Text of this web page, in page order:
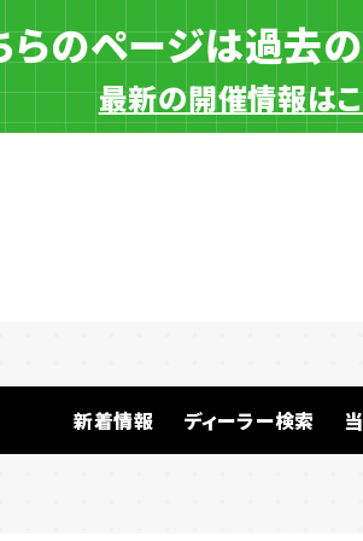
らのページは過去
最新の開催情報は
新着情報 ディーラー検索
一般ディー